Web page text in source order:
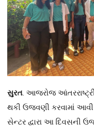
સુરત. આજરોજ
થકી ઉજવણી કરવામાં આવી
સેન્ટર દ્વારા આ દિવસની